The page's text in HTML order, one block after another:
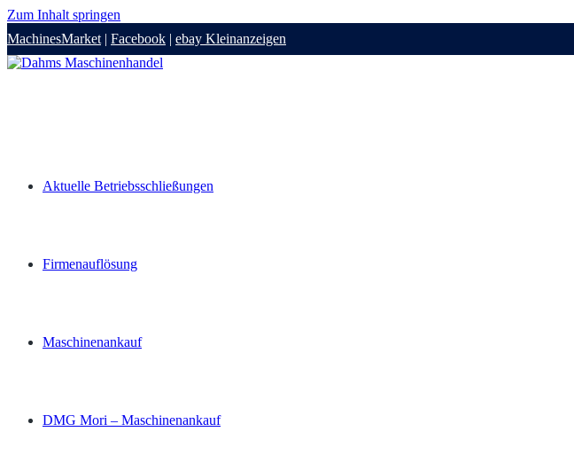
Zum Inhalt springen
MachinesMarket | Facebook | ebay Kleinanzeigen
Aktuelle Betriebsschließungen
Firmenauflösung
Maschinenankauf
DMG Mori – Maschinenankauf